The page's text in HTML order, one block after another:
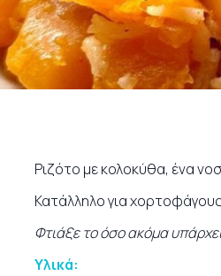
Ριζότο με κολοκύθα, ένα
Κατάλληλο για
Φτιάξε το όσο ακόμα
Yλικά: